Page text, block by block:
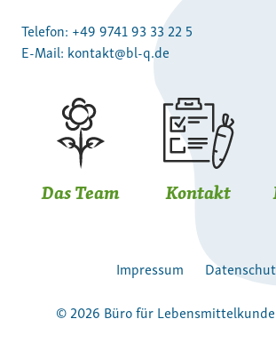
Telefon: +49 9741 93 33 22 5
E-Mail: kontakt@bl-q.de
Das Team Kontakt
Impressum
© 2026 Büro für